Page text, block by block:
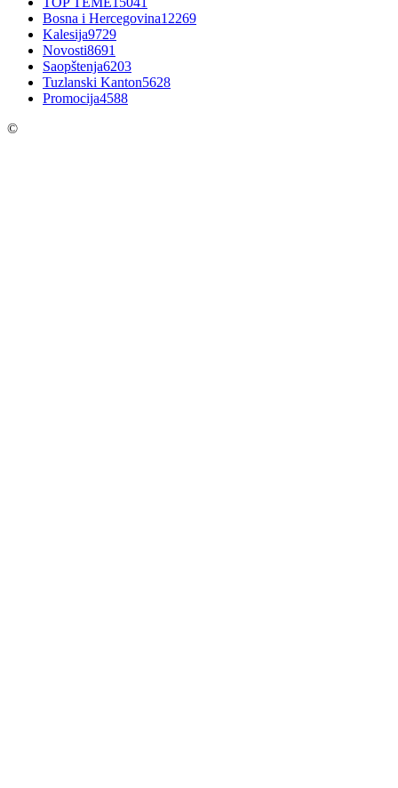
Bosna i Hercegovina12269
Kalesija9729
Novosti8691
Saopštenja6203
Tuzlanski Kanton5628
Promocija4588
©